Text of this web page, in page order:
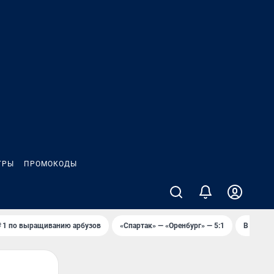
ПРОМОКОДЫ
по выращиванию арбузов «Спартак» — «Оренбург» — 5:1 В